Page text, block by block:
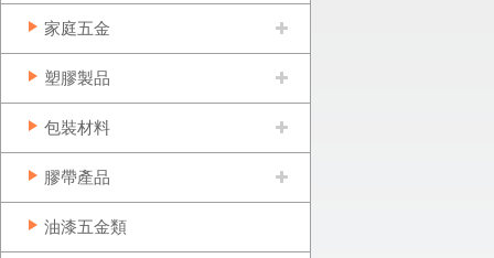
家庭五金
塑膠製品
包裝材料
膠帶產品
油漆五金類